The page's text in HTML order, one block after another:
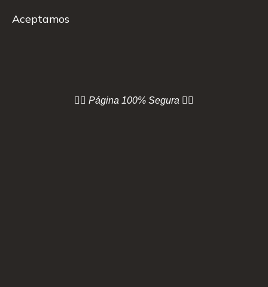
Aceptamos
👇🏻 Página 100% Segura 👇🏻